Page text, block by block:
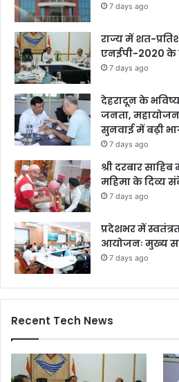
7 days ago
राज्य में शत-
एनईपी-2020 के
7 days ago
देहरादून के
जनता,
सुनवाई में बढ़ी
7 days ago
श्री दरबार
महिमा के दिव्य
7 days ago
प्रदेशभर में
आयोजनः मुख्य
7 days ago
Recent Tech News